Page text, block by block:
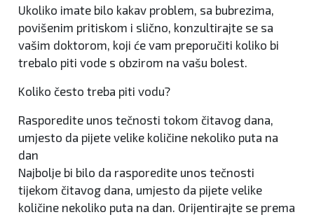
Ukoliko imate bilo kakav problem, sa bubrezima,
povišenim pritiskom i slično, konzultirajte se sa
vašim doktorom, koji će vam preporučiti koliko bi
trebalo piti vode s obzirom na vašu bolest.
Koliko često treba piti vodu?
Rasporedite unos tečnosti tokom čitavog dana,
umjesto da pijete velike količine nekoliko puta na
dan
Najbolje bi bilo da rasporedite unos tečnosti
tijekom čitavog dana, umjesto da pijete velike
količine nekoliko puta na dan. Orijentirajte se prema